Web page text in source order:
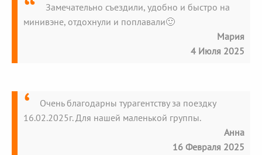
Замечательно съездили, удобно и быстро на
минивэне, отдохнули и поплавали🙂
Мария
4 Июля 2025
Очень благодарны турагентству за поездку
16.02.2025г. Для нашей маленькой группы.
Анна
16 Февраля 2025